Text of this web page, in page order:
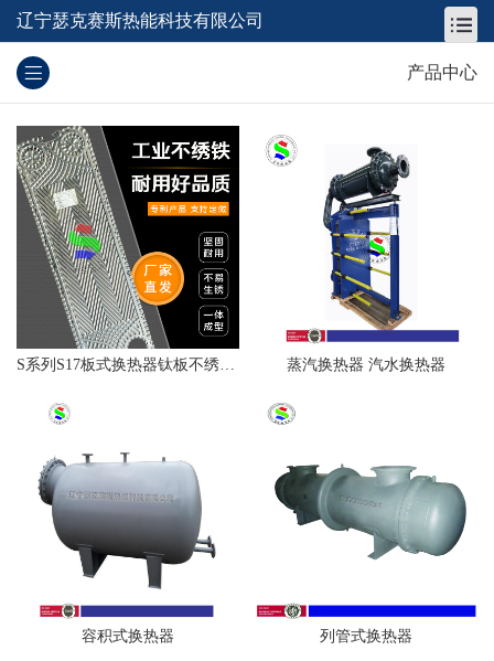
辽宁瑟克赛斯热能科技有限公司
产品中心
蒸汽换热器 汽水换热器
容积式换热器 列管式换热器